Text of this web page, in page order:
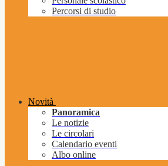
Percorsi di studio
Novità
Panoramica
Le notizie
Le circolari
Calendario eventi
Albo online